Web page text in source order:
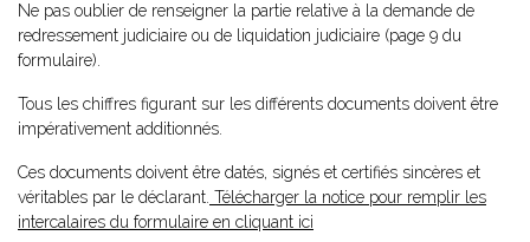
Ne pas oublier de renseigner la partie relative à la demande de
redressement judiciaire ou de liquidation judiciaire (page 9 du
formulaire).
Tous les chiffres figurant sur les différents documents doivent être
impérativement additionnés.
Ces documents doivent être datés, signés et certifiés sincères et
véritables par le déclarant. Télécharger la notice pour remplir les
intercalaires du formulaire en cliquant ici